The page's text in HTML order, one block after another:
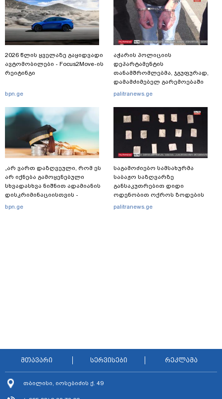
2026 წლის ყველაზე გაყიდვადი
ავტომობილები - Focus2Move-ის
რეიტინგი
bpn.ge
„არ ვართ დაზღვეული, რომ ეს
არ იქნება გამოყენებული
სხვადასხვა ნიშნით ადამიანის
დისკრიმინაციისთვის -
განათლების სისტემა დიდი
bpn.ge
აჭარის პოლიციის
დეპარტამენტის
თანამშრომლებმა, ჯგუფურად,
დამამძიმებელ გარემოებაში
ჩადენილი განზრახ
ცეცხლსასროლი იარაღის
მართლსაწინააღდმეგო შეძენა-
შენახვა-ტარებისთვის ძებნილი
პირი დააკავა
palitranews.ge
საგამოძიებო სამსახურმა
საბაჟო საზღვარზე
განსაკუთრებით დიდი
ოდენობით ოქროს ზოდების
უკანონოდ გადმოტანის ფაქტზე
palitranews.ge
მთავარი სერვისები რეკლამა
თბილისი, იოსებიძის ქ. 49